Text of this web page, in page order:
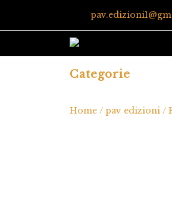
Categorie
Home / pav edizioni /